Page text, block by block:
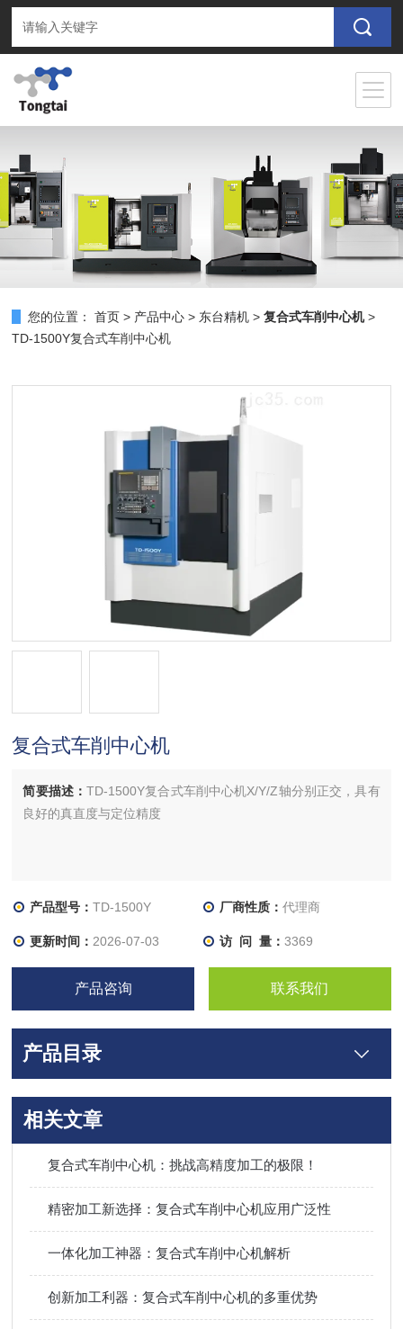
您的位置： 首页 > 产品中心 > 东台精机 >复合式车削中心机>
TD-1500Y复合式车削中心机
复合式车削中心机
简要描述：TD-1500Y复合式车削中心机X/Y/Z轴分别正交，具有
良好的真直度与定位精度
产品型号：TD-1500Y 厂商性质： 代理商
更新时间： 2026-07-03 访 问 量： 3369
产品咨询 联系我们
产品目录
相关文章
复合式车削中心机：挑战高精度加工的极限！
精密加工新选择：复合式车削中心机应用广泛性
一体化加工神器：复合式车削中心机解析
创新加工利器：复合式车削中心机的多重优势